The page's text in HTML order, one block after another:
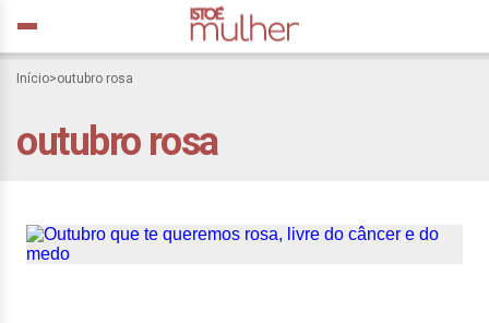
Início>outubro rosa
outubro rosa
Outubro que te queremos